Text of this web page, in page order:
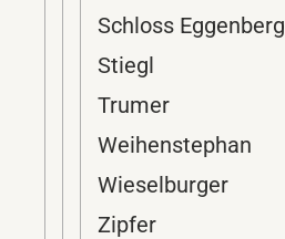
Schloss Eggenberg
Stiegl
Trumer
Weihenstephan
Wieselburger
Zipfer